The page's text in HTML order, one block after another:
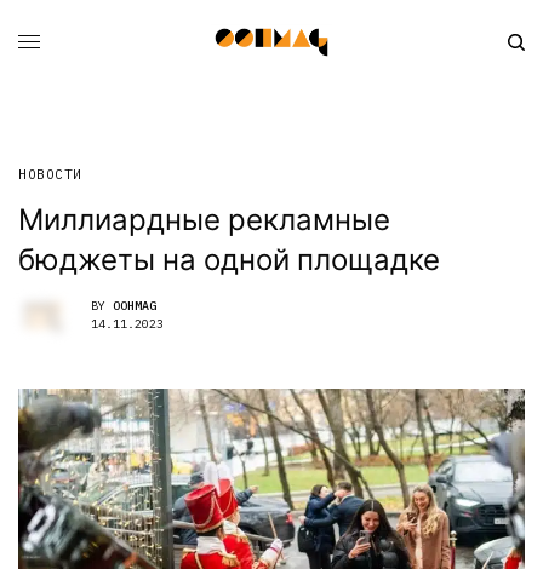
НОВОСТИ
Миллиардные рекламные
бюджеты на одной площадке
BY OOHMAG
14.11.2023